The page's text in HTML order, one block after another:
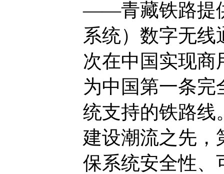
——青藏铁路提
系统）数字无线
次在中国实现商
为中国第一条完
统支持的铁路线
建设潮流之先，
保系统安全性、